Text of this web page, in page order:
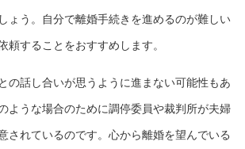
ょう。自分で離婚手続きを進めるのが難しい
頼することをおすすめします。
の話し合いが思うように進まない可能性もあ
ような場合のために調停委員や裁判所が夫婦
されているのです。心から離婚を望んでいる